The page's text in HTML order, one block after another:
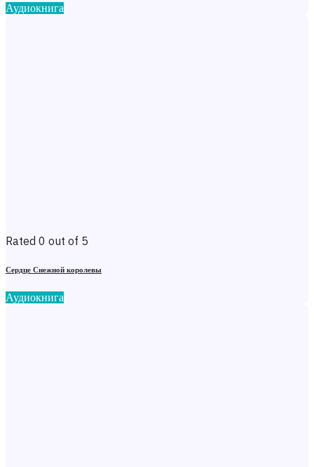
Аудиокнига
Rated 0 out of 5
Сердце Снежной королевы
Аудиокнига